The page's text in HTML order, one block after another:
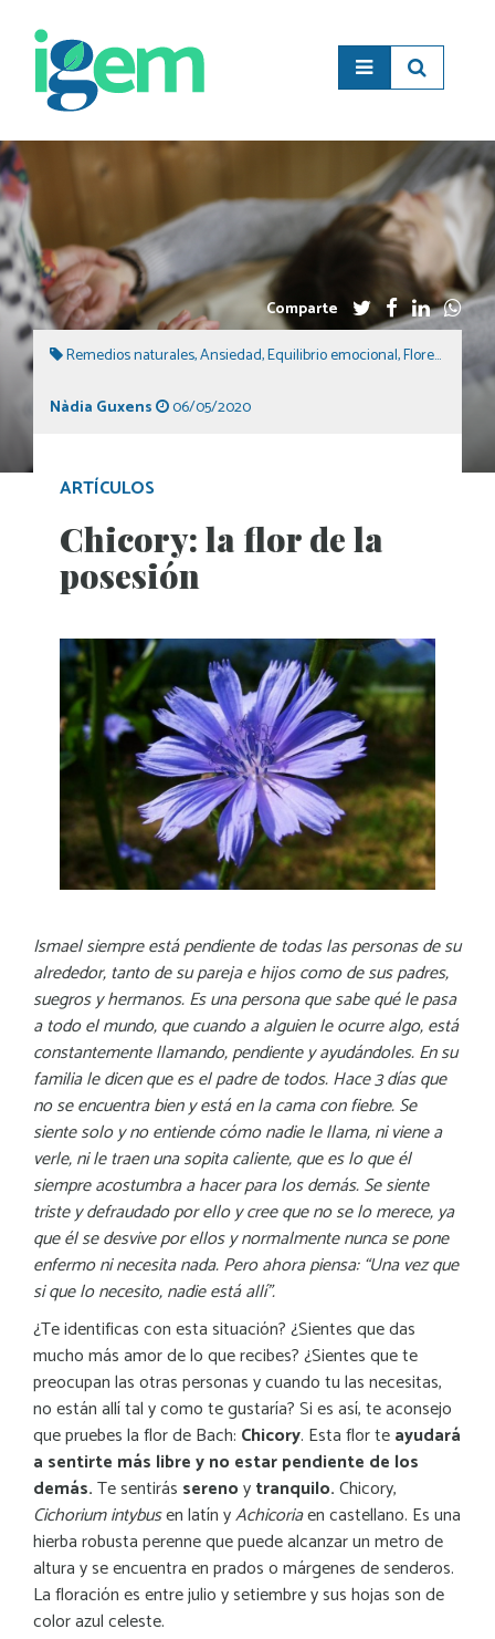
Comparte
Remedios naturales,Ansiedad,Equilibrio emocional,Flores de Bach
Nàdia Guxens 06/05/2020
ARTÍCULOS
Chicory: la flor de la
posesión
Ismael siempre está pendiente de todas las personas de su
alrededor, tanto de su pareja e hijos como de sus padres,
suegros y hermanos. Es una persona que sabe qué le pasa
a todo el mundo, que cuando a alguien le ocurre algo, está
constantemente llamando, pendiente y ayudándoles. En su
familia le dicen que es el padre de todos. Hace 3 días que
no se encuentra bien y está en la cama con fiebre. Se
siente solo y no entiende cómo nadie le llama, ni viene a
verle, ni le traen una sopita caliente, que es lo que él
siempre acostumbra a hacer para los demás. Se siente
triste y defraudado por ello y cree que no se lo merece, ya
que él se desvive por ellos y normalmente nunca se pone
enfermo ni necesita nada. Pero ahora piensa: “Una vez que
si que lo necesito, nadie está allí”.
¿Te identificas con esta situación? ¿Sientes que das
mucho más amor de lo que recibes? ¿Sientes que te
preocupan las otras personas y cuando tu las necesitas,
no están allí tal y como te gustaría? Si es así, te aconsejo
que pruebes la flor de Bach: Chicory. Esta flor teayudará
a sentirte más libre y no estar pendiente de los
demás.Te sentirás serenoytranquilo.Chicory,
Cichorium intybusen latín yAchicoriaen castellano. Es una
hierba robusta perenne que puede alcanzar un metro de
altura y se encuentra en prados o márgenes de senderos.
La floración es entre julio y setiembre y sus hojas son de
color azul celeste.